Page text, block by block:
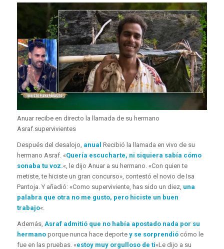
Anuar recibe en directo la llamada de su hermano
Asraf. supervivientes
Después del desalojo, anual Recibió la llamada en vivo de su
hermano Asraf. «Quería escucharte, ni siquiera sabía cómo
sonaba tu voz.«, le dijo Anuar a su hermano. «Con quien te
metiste, te hiciste un gran concurso», contestó el novio de Isa
Pantoja. Y añadió: «Como superviviente, has sido un diez, una
palabra que otra no me gusto, pero hiciste un buen
trabajo«.
Además, Asraf admitió que no había apostado nada por su
hermanoporque nunca hace deportey se sorprendió cómo le
fue en las pruebas. «estoy muy orgulloso de ti«Le dijo a su